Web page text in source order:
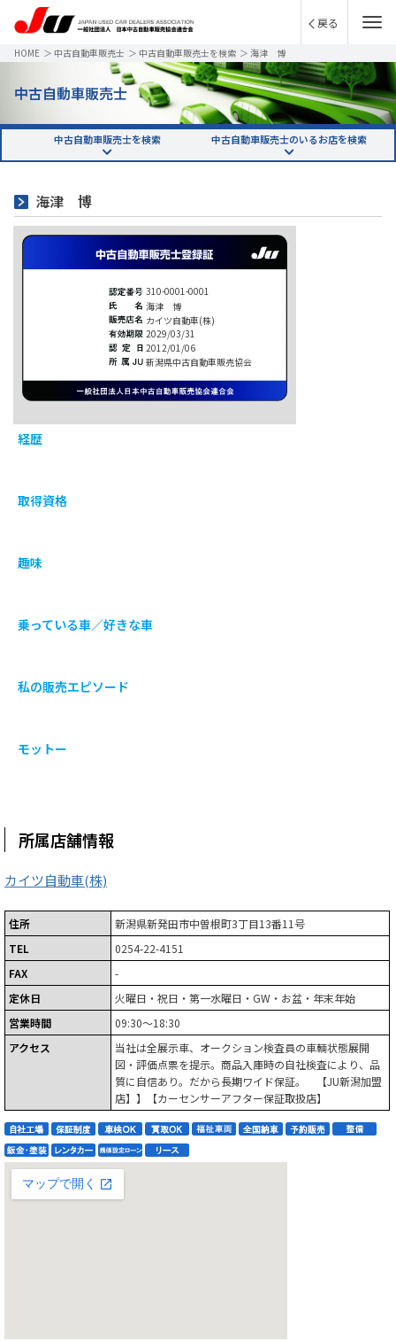
戻る
HOME ＞ 中古自動車販売士 ＞ 中古自動車販売士を検索 ＞ 海津 博
中古自動車販売士
中古自動車販売士を検索 中古自動車販売士のいるお店を検索
海津 博
310-0001-0001
海津 博
カイツ自動車(株)
2029/03/31
2012/01/06
新潟県中古自動車販売協会
経歴
取得資格
趣味
乗っている車／好きな車
私の販売エピソード
モットー
所属店舗情報
カイツ自動車(株)
住所
新潟県新発田市中曽根町3丁目13番11号
TEL
0254-22-4151
FAX
-
定休日
火曜日・祝日・第一水曜日・GW・お盆・年末年始
営業時間
09:30～18:30
アクセス
当社は全展示車、オークション検査員の車輌状態展開
図・評価点票を提示。商品入庫時の自社検査により、品
質に自信あり。だから長期ワイド保証。 【JU新潟加盟
店】】【カーセンサーアフター保証取扱店】